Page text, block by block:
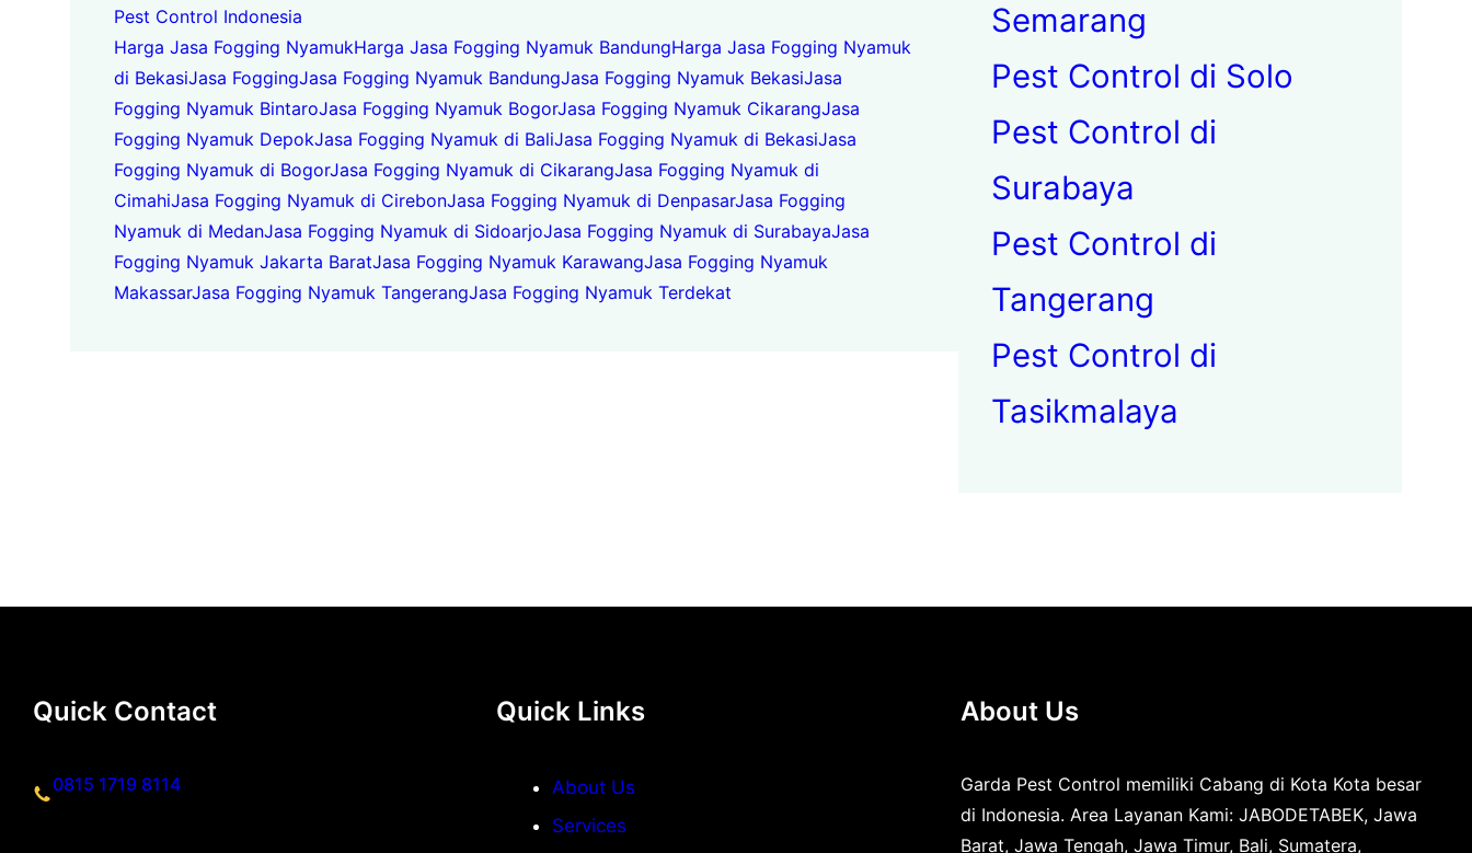
Pest Control Indonesia
Harga Jasa Fogging NyamukHarga Jasa Fogging Nyamuk BandungHarga Jasa Fogging Nyamuk
di BekasiJasa FoggingJasa Fogging Nyamuk BandungJasa Fogging Nyamuk BekasiJasa
Fogging Nyamuk BintaroJasa Fogging Nyamuk BogorJasa Fogging Nyamuk CikarangJasa
Fogging Nyamuk DepokJasa Fogging Nyamuk di BaliJasa Fogging Nyamuk di BekasiJasa
Fogging Nyamuk di BogorJasa Fogging Nyamuk di CikarangJasa Fogging Nyamuk di
CimahiJasa Fogging Nyamuk di CirebonJasa Fogging Nyamuk di DenpasarJasa Fogging
Nyamuk di MedanJasa Fogging Nyamuk di SidoarjoJasa Fogging Nyamuk di SurabayaJasa
Fogging Nyamuk Jakarta BaratJasa Fogging Nyamuk KarawangJasa Fogging Nyamuk
MakassarJasa Fogging Nyamuk TangerangJasa Fogging Nyamuk Terdekat
Semarang
Pest Control di Solo
Pest Control di
Surabaya
Pest Control di
Tangerang
Pest Control di
Tasikmalaya
Quick Contact
0815 1719 8114
Quick Links
About Us
Services
About Us
Garda Pest Control memiliki Cabang di Kota Kota besar
di Indonesia. Area Layanan Kami: JABODETABEK, Jawa
Barat, Jawa Tengah, Jawa Timur, Bali, Sumatera,